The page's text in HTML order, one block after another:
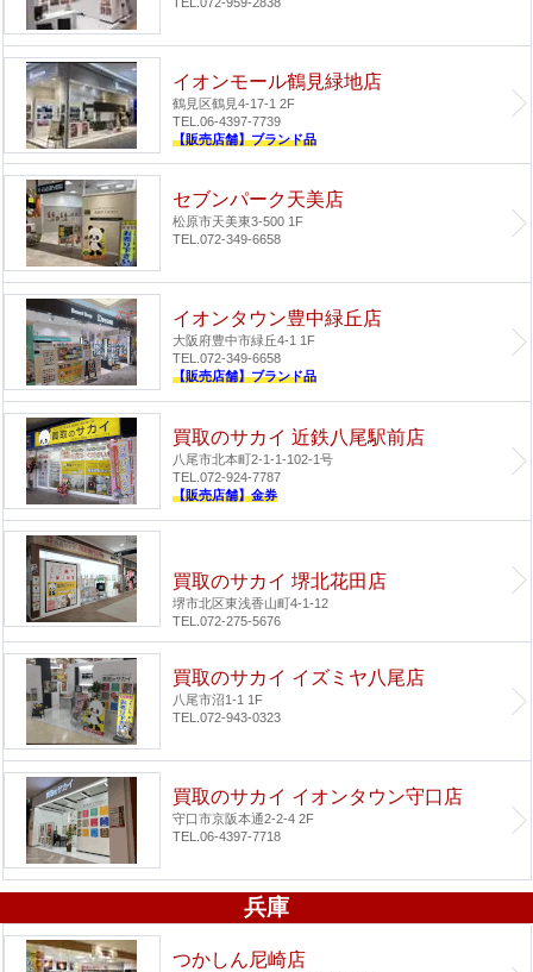
イオンモール鶴見緑地店
鶴見区鶴見4-17-1 2F
TEL.06-4397-7739
【販売店舗】ブランド品
セブンパーク天美店
松原市天美東3-500 1F
TEL.072-349-6658
イオンタウン豊中緑丘店
大阪府豊中市緑丘4-1 1F
TEL.072-349-6658
【販売店舗】ブランド品
買取のサカイ 近鉄八尾駅前店
八尾市北本町2-1-1-102-1号
TEL.072-924-7787
【販売店舗】金券
買取のサカイ 堺北花田店
堺市北区東浅香山町4-1-12
TEL.072-275-5676
買取のサカイ イズミヤ八尾店
八尾市沼1-1 1F
TEL.072-943-0323
買取のサカイ イオンタウン守口店
守口市京阪本通2-2-4 2F
TEL.06-4397-7718
兵庫
つかしん尼崎店